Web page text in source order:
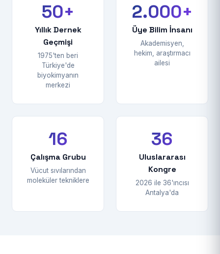
50+
Yıllık Dernek
Geçmişi
1975'ten beri
Türkiye'de
biyokimyanın
merkezi
2.000+
Üye Bilim İnsanı
Akademisyen,
hekim, araştırmacı
ailesi
16
Çalışma Grubu
Vücut sıvılarından
moleküler tekniklere
36
Uluslararası
Kongre
2026 ile 36'ıncısı
Antalya'da